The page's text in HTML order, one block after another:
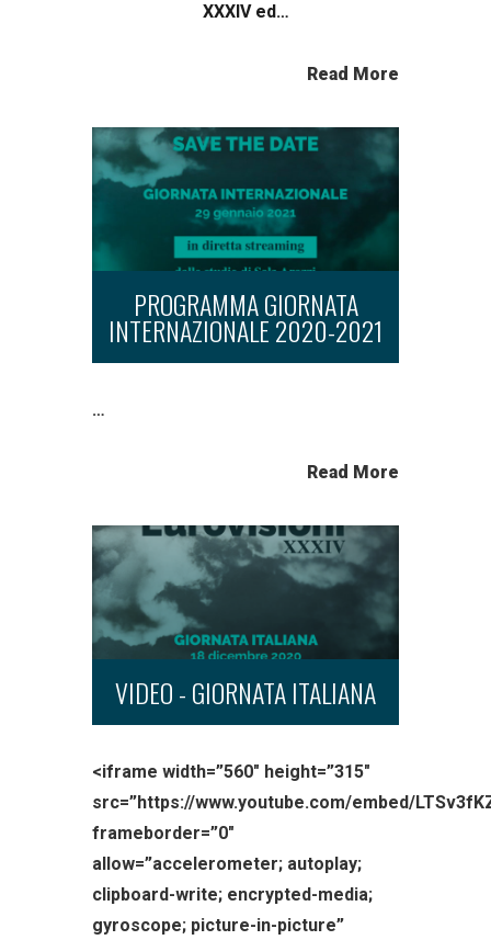
XXXIV ed…
Read More
PROGRAMMA GIORNATA
INTERNAZIONALE 2020-2021
…
Read More
VIDEO - GIORNATA ITALIANA
<iframe width=”560″ height=”315″
src=”https://www.youtube.com/embed/
frameborder=”0″
allow=”accelerometer; autoplay;
clipboard-write; encrypted-media;
gyroscope; picture-in-picture”